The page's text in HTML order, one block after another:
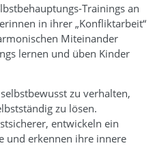
Trainings an
in ihrer „Konfliktarbeit“
Miteinander
lernen und üben Kinder
zu verhalten,
zu lösen.
entwickeln ein
und erkennen ihre innere